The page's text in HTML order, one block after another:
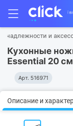
и
Кухонные
Essential 20
Арт. 516971
Описание и